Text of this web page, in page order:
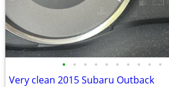
• • • • • • • • • •
Very clean 2015 Subaru Outback